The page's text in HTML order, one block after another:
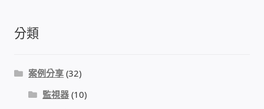
迅時數位網路電話總機
通航國際(Tonnet)
分類
案例分享 (32)
監視器 (10)